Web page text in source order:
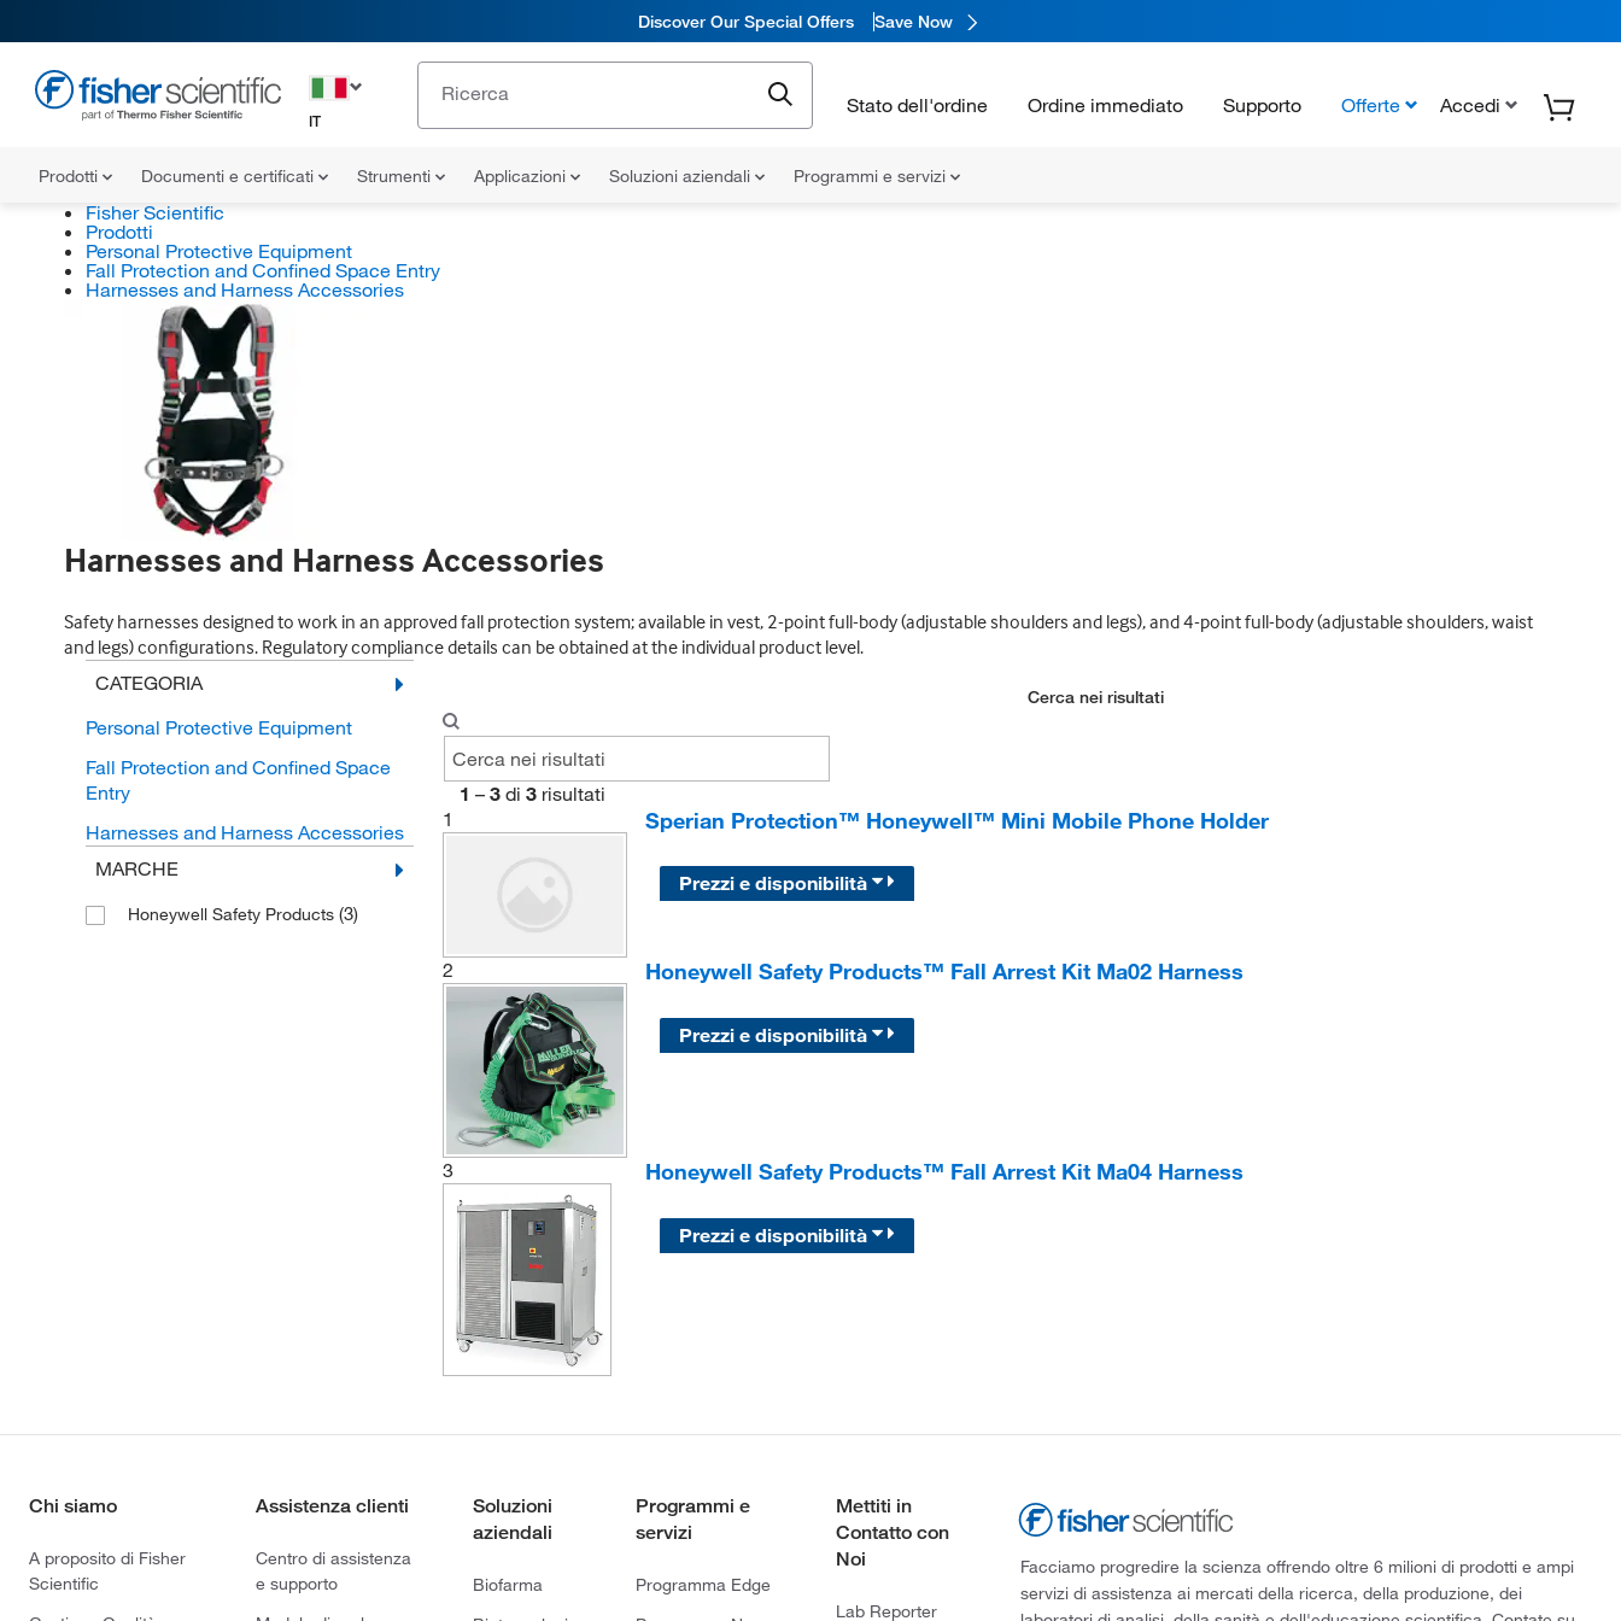
Discover Our Special Offers Save Now
IT
Stato dell'ordine Ordine immediato Supporto Offerte Accedi
Prodotti Documenti e certificati Strumenti Applicazioni Soluzioni aziendali Programmi e servizi
Fisher Scientific
Prodotti
Personal Protective Equipment
Fall Protection and Confined Space Entry
Harnesses and Harness Accessories
Harnesses and Harness Accessories
Safety harnesses designed to work in an approved fall protection system; available in vest, 2-point full-body (adjustable shoulders and legs), and 4-point full-body (adjustable shoulders, waist
and legs) configurations. Regulatory compliance details can be obtained at the individual product level.
CATEGORIA
Personal Protective Equipment
Fall Protection and Confined Space
Entry
Harnesses and Harness Accessories
MARCHE
Honeywell Safety Products (3)
Cerca nei risultati
1 – 3 di 3 risultati
1
Sperian Protection™ Honeywell™ Mini Mobile Phone Holder
Prezzi e disponibilità
2 Honeywell Safety Products™ Fall Arrest Kit Ma02 Harness
Prezzi e disponibilità
3 Honeywell Safety Products™ Fall Arrest Kit Ma04 Harness
Prezzi e disponibilità
Chi siamo
A proposito di Fisher
Scientific
Assistenza clienti
Centro di assistenza
e supporto
Soluzioni
aziendali
Biofarma
Programmi e
servizi
Programma Edge
Mettiti in
Contatto con
Noi
Lab Reporter
Facciamo progredire la scienza offrendo oltre 6 milioni di prodotti e ampi
servizi di assistenza ai mercati della ricerca, della produzione, dei